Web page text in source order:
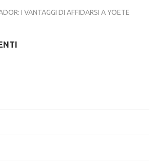
I VANTAGGI DI AFFIDARSI A YOETE